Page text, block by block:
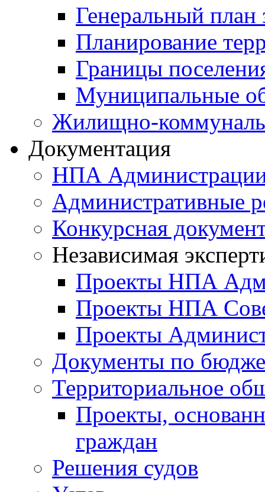
Генеральный план
Планирование
Границы
Муниципальные
Жилищно-
Документация
НПА
Административные
Конкурсная
Независимая
Проекты НПА
Проекты НПА
Проекты
Документы по
Территориальное
Проекты,
граждан
Решения судов